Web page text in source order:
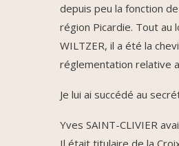
depuis peu la fonction
région Picardie. Tout au
WILTZER, il a été la
réglementation relative
Je lui ai succédé au
Yves SAINT-CLIVIER
Il était titulaire de la